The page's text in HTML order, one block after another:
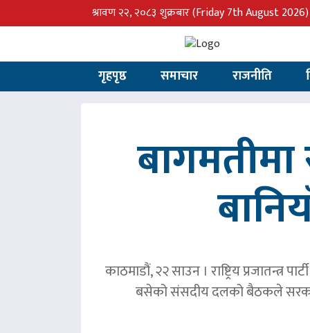
श्रावण २२, २०८३ शुक्रबार(Friday 7th August 2026)
गृहपृष्ठ समाचार राजनीति
बागमतीमा
काठमाडौं, २२ साउन । राष्ट्रिय
बसेको संसदीय दलको बैठकले